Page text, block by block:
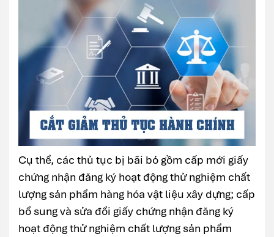
Cụ thể, các thủ tục bị bãi bỏ gồm cấp mới giấy
chứng nhận đăng ký hoạt động thử nghiệm chất
lượng sản phẩm hàng hóa vật liệu xây dựng; cấp
bổ sung và sửa đổi giấy chứng nhận đăng ký
hoạt động thử nghiệm chất lượng sản phẩm